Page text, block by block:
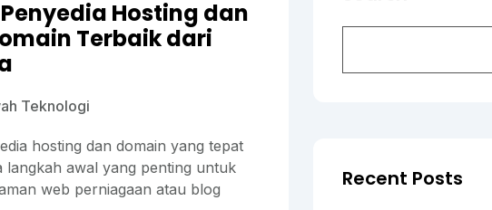
Hosting dan
Terbaik dari
Teknologi
hosting dan domain yang tepat
langkah awal yang penting untuk
web perniagaan atau blog
Recent Posts